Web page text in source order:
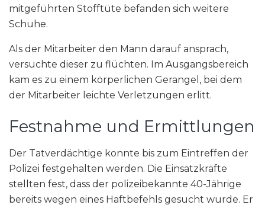
mitgeführten Stofftüte befanden sich weitere
Schuhe.
Als der Mitarbeiter den Mann darauf ansprach,
versuchte dieser zu flüchten. Im Ausgangsbereich
kam es zu einem körperlichen Gerangel, bei dem
der Mitarbeiter leichte Verletzungen erlitt.
Festnahme und Ermittlungen
Der Tatverdächtige konnte bis zum Eintreffen der
Polizei festgehalten werden. Die Einsatzkräfte
stellten fest, dass der polizeibekannte 40-Jährige
bereits wegen eines Haftbefehls gesucht wurde. Er